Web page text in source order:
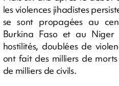
les violences jihadistes
se sont propagées au
Burkina Faso et au Niger
hostilités, doublées de
ont fait des milliers de
de milliers de civils.